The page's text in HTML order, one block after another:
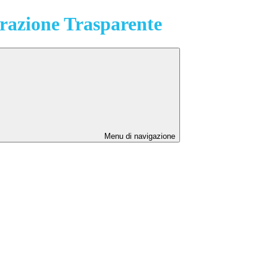
Trasparente
Menu di navigazione